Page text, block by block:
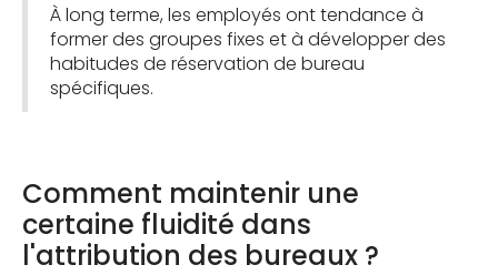
À long terme, les employés ont tendance à
former des groupes fixes et à développer des
habitudes de réservation de bureau
spécifiques.
Comment maintenir une
certaine fluidité dans
l'attribution des bureaux ?